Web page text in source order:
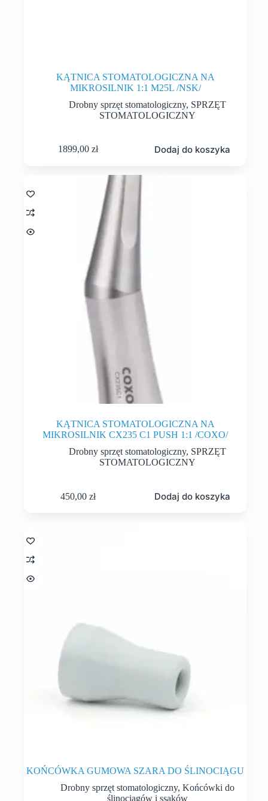
KĄTNICA STOMATOLOGICZNA NA
MIKROSILNIK 1:1 M25L /NSK/
Drobny sprzęt stomatologiczny, SPRZĘT
STOMATOLOGICZNY
1899,00zł Dodaj do koszyka
KĄTNICA STOMATOLOGICZNA NA
MIKROSILNIK CX235 C1 PUSH 1:1 /COXO/
Drobny sprzęt stomatologiczny, SPRZĘT
STOMATOLOGICZNY
450,00zł Dodaj do koszyka
KOŃCÓWKA GUMOWA SZARA DO ŚLINOCIĄGU
Drobny sprzęt stomatologiczny, Końcówki do
ślinociągów i ssaków